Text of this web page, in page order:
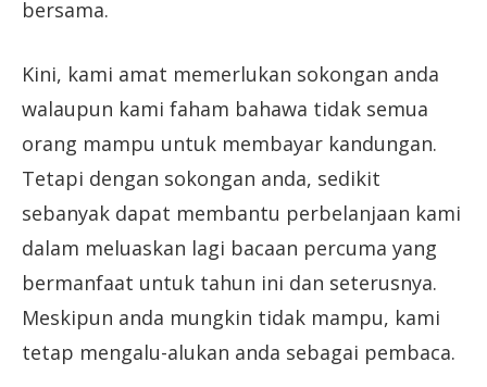
bersama.
Kini, kami amat memerlukan sokongan anda
walaupun kami faham bahawa tidak semua
orang mampu untuk membayar kandungan.
Tetapi dengan sokongan anda, sedikit
sebanyak dapat membantu perbelanjaan kami
dalam meluaskan lagi bacaan percuma yang
bermanfaat untuk tahun ini dan seterusnya.
Meskipun anda mungkin tidak mampu, kami
tetap mengalu-alukan anda sebagai pembaca.